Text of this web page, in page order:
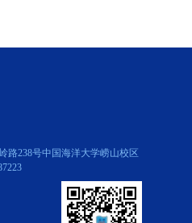
路238号中国海洋大学崂山校区